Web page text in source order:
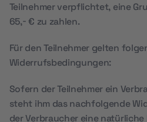
Teilnehmer verpflichtet, eine
65,- € zu zahlen.
Für den Teilnehmer gelten
Widerrufsbedingungen:
Sofern der Teilnehmer ein
steht ihm das nachfolgende
der Verbraucher eine natürliche